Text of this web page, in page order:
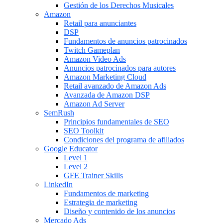
Gestión de los Derechos Musicales
Amazon
Retail para anunciantes
DSP
Fundamentos de anuncios patrocinados
Twitch Gameplan
Amazon Video Ads
Anuncios patrocinados para autores
Amazon Marketing Cloud
Retail avanzado de Amazon Ads
Avanzada de Amazon DSP
Amazon Ad Server
SemRush
Principios fundamentales de SEO
SEO Toolkit
Condiciones del programa de afiliados
Google Educator
Level 1
Level 2
GFE Trainer Skills
LinkedIn
Fundamentos de marketing
Estrategia de marketing
Diseño y contenido de los anuncios
Mercado Ads